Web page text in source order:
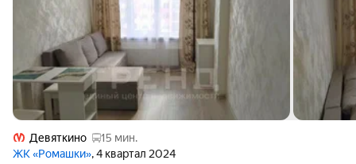
Девяткино
15 мин.
ЖК «Ромашки», 4 квартал 2024